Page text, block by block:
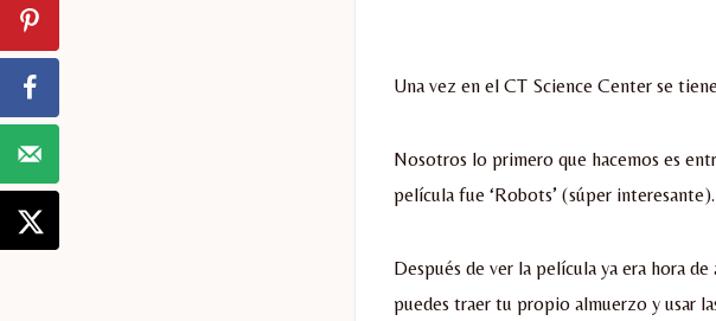
Una vez en el CT Science Center se
Nosotros lo primero que hacemos es
película fue ‘Robots’ (súper interesante).
Después de ver la película ya era hora
puedes traer tu propio almuerzo y usar